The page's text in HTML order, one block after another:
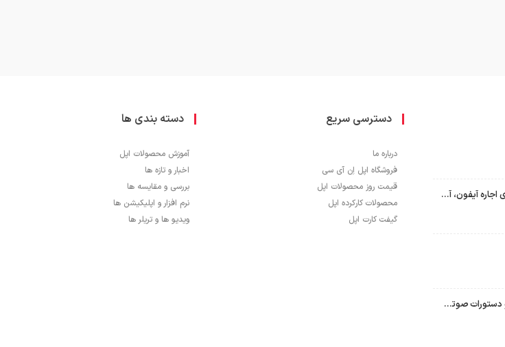
برنامه Apple Upgrade معرفی شد؛ شرایط اپل برای اجاره آیفون، آیپد، مک و اپل واچ
نسخه مک گوگل Gemini با قابلیت تحلیل صفحه و دستورات صوتی در به‌روزرسانی جدید
دسترسی سریع
درباره ما
فروشگاه اپل اِن آی سی
قیمت روز محصولات اپل
محصولات کارکرده اپل
گیفت کارت اپل
دسته بندی ها
آموزش محصولات اپل
اخبار و تازه ها
بررسی و مقایسه ها
نرم افزار و اپلیکیشن ها
ویدیو ها و تریلر ها